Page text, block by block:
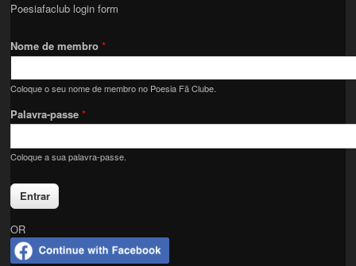
Poesiafaclub login form
Nome de membro*
Coloque o seu nome de membro no Poesia Fã Clube.
Palavra-passe*
Coloque a sua palavra-passe.
OR